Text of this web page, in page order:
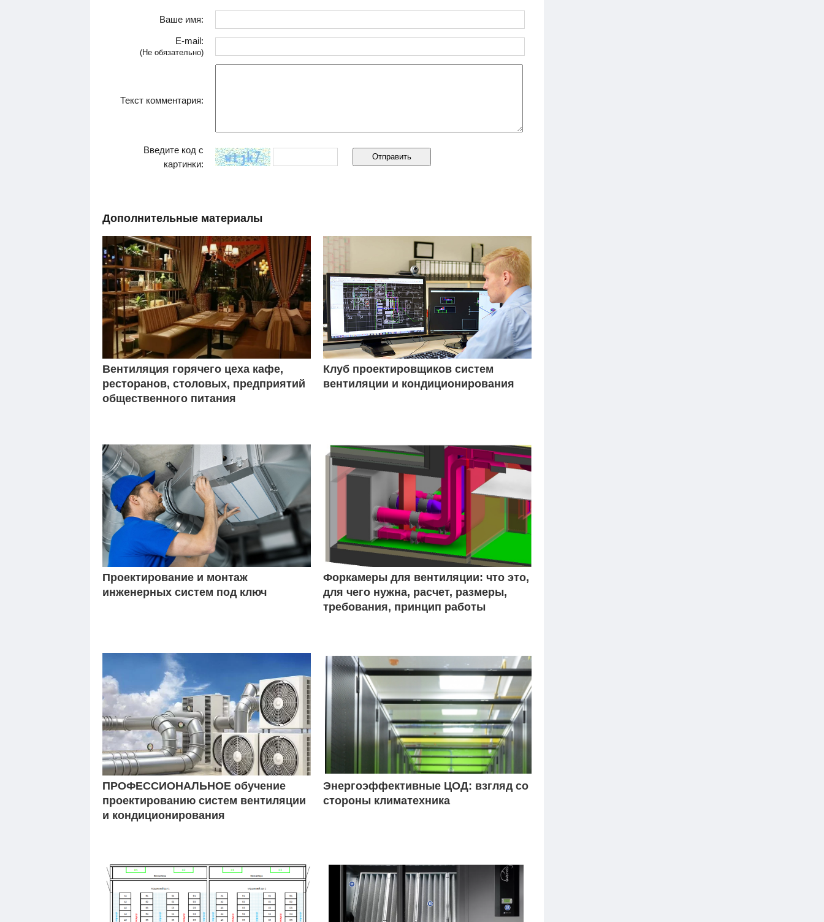
Ваше имя:
E-mail:
(Не обязательно)
Текст комментария:
Введите код с
картинки:
Дополнительные материалы
Вентиляция горячего цеха кафе,
ресторанов, столовых, предприятий
общественного питания
Клуб проектировщиков систем
вентиляции и кондиционирования
Проектирование и монтаж
инженерных систем под ключ
Форкамеры для вентиляции: что это,
для чего нужна, расчет, размеры,
требования, принцип работы
ПРОФЕССИОНАЛЬНОЕ обучение
проектированию систем вентиляции
и кондиционирования
Энергоэффективные ЦОД: взгляд со
стороны климатехника